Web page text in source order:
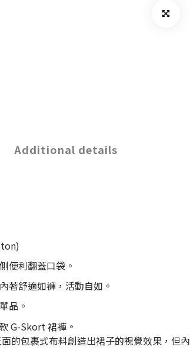
Additional details
便利翻蓋口袋。
著舒適如褲，活動自如。
品。
G-Skort 裙褲。
的包裹式布料創造出裙子的視覺效果，但